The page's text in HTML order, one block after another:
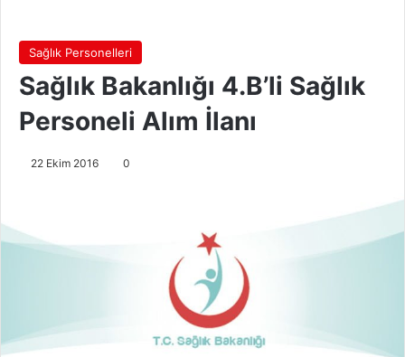
Sağlık Personelleri
Sağlık Bakanlığı 4.B’li Sağlık
Personeli Alım İlanı
22 Ekim 2016 0